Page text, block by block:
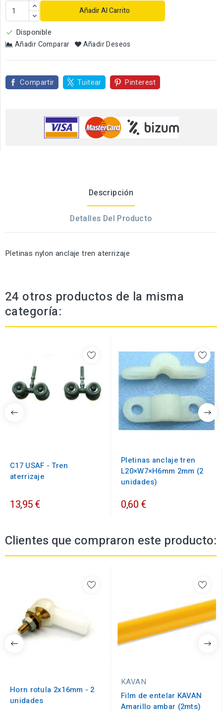
Añadir Al Carrito
 Disponible
Añadir Comparar Añadir Deseos
Compartir Tuitear Pinterest
Descripción
Detalles Del Producto
Pletinas nylon anclaje tren aterrizaje
24 otros productos de la misma
categoría:
C17 USAF - Tren
aterrizaje
13,95 €
Pletinas anclaje tren
L20×W7×H6mm 2mm (2
unidades)
0,60 €
Clientes que compraron este producto:
Horn rotula 2x16mm - 2
unidades
KAVAN
Film de entelar KAVAN
Amarillo ambar (2mts)